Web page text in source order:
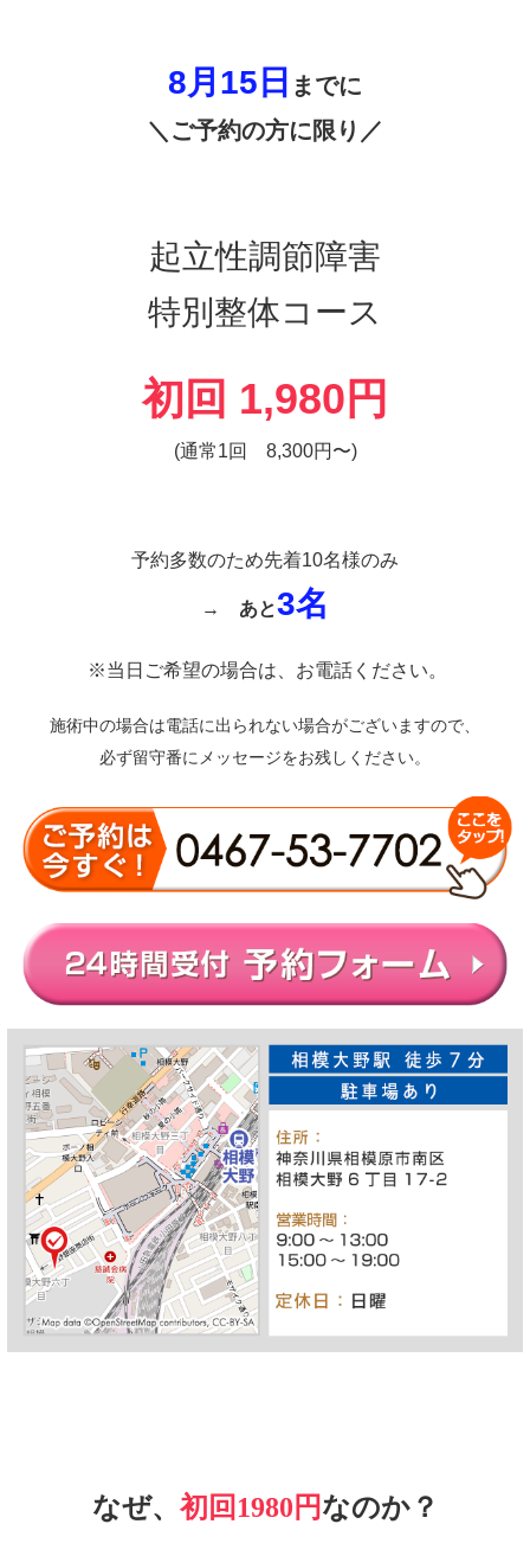
8月15 日 までに
＼ご予約の方に限り／
起立性調節障害
特別整体コース
初回 1,980円
(通常1回 8,300円〜)
予約多数のため先着10名様のみ
→ あと3名
※当日ご希望の場合は、お電話ください。
施術中の場合は電話に出られない場合がございますので、
必ず留守番にメッセージをお残しください。
なぜ、 初回1980円なのか？